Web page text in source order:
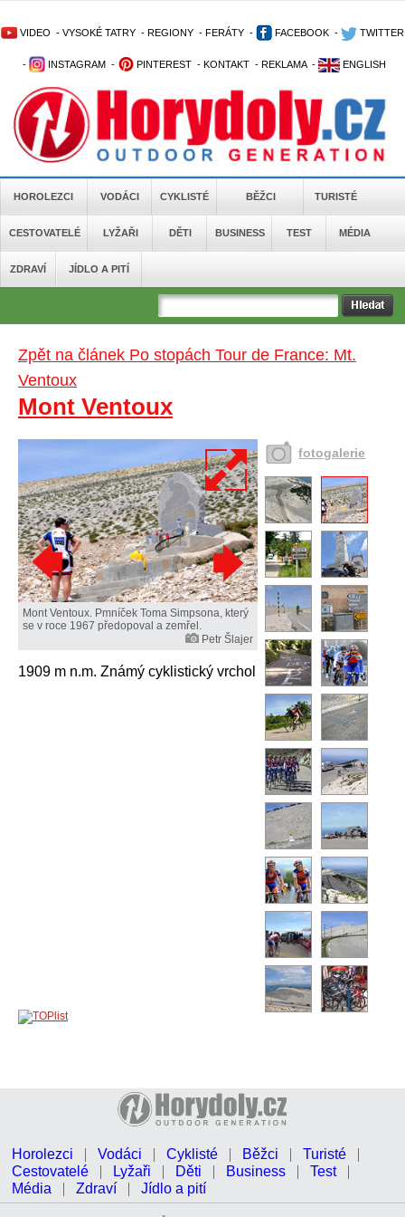
VIDEO - VYSOKÉ TATRY - REGIONY - FERÁTY - FACEBOOK - TWITTER
- INSTAGRAM - PINTEREST - KONTAKT - REKLAMA - ENGLISH
HOROLEZCI VODÁCI CYKLISTÉ BĚŽCI TURISTÉ
CESTOVATELÉ LYŽAŘI DĚTI BUSINESS TEST MÉDIA
ZDRAVÍ JÍDLO A PITÍ
Zpět na článek Po stopách Tour de France: Mt.
Ventoux
Mont Ventoux
Mont Ventoux. Pmníček Toma Simpsona, který
se v roce 1967 předopoval a zemřel.
Petr Šlajer
1909 m n.m. Známý cyklistický vrchol
fotogalerie
Horolezci Vodáci Cyklisté Běžci
Turisté
Cestovatelé
Lyžaři Děti Business
Test
Média
Zdraví Jídlo a pití